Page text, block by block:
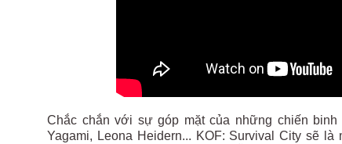
Chắc chắn với sự góp mặt của những chiến
Yagami, Leona Heidern... KOF: Survival City sẽ